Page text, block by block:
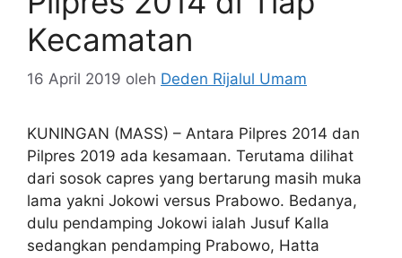
Kecamatan
16 April 2019 oleh Deden Rijalul Umam
KUNINGAN (MASS) – Antara Pilpres 2014 dan
Pilpres 2019 ada kesamaan. Terutama dilihat
dari sosok capres yang bertarung masih muka
lama yakni Jokowi versus Prabowo. Bedanya,
dulu pendamping Jokowi ialah Jusuf Kalla
sedangkan pendamping Prabowo, Hatta